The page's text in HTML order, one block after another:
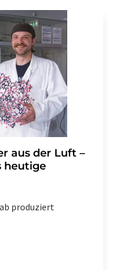
aus der Luft –
heutige
produziert